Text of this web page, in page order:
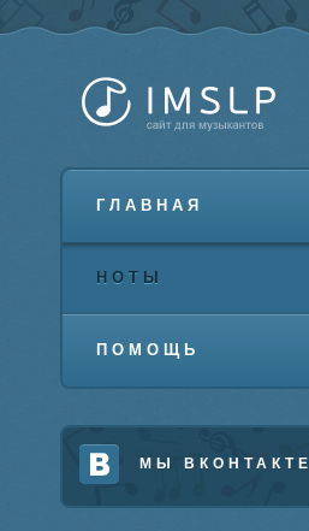
ГЛАВНАЯ
НОТЫ
ПОМОЩЬ
МЫ ВКОНТАКТЕ